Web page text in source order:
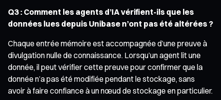
Q3 : Comment les agents d’IA vérifient-ils que les
données lues depuis Unibase n’ont pas été altérées ?
Chaque entrée mémoire est accompagnée d’une preuve à
divulgation nulle de connaissance. Lorsqu’un agent lit une
donnée, il peut vérifier cette preuve pour confirmer que la
donnée n’a pas été modifiée pendant le stockage, sans
avoir à faire confiance à un nœud de stockage en particulier.